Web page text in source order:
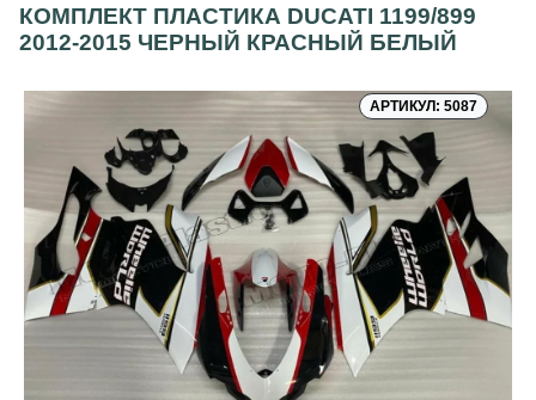
КОМПЛЕКТ ПЛАСТИКА DUCATI 1199/899
2012-2015 ЧЕРНЫЙ КРАСНЫЙ БЕЛЫЙ
АРТИКУЛ: 5087